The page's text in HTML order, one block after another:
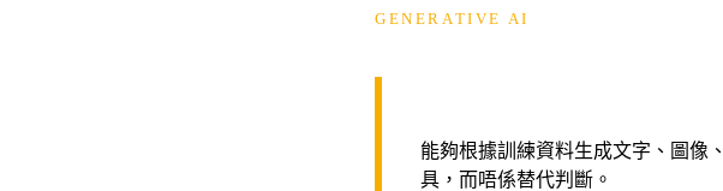
GENERATIVE AI
能夠根據訓練資料生成文字、圖像
具，而唔係替代判斷。